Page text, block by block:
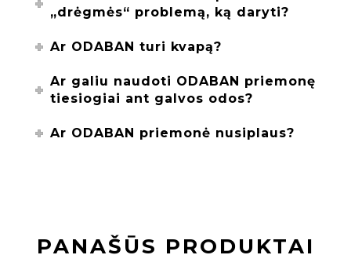
„drėgmės“ problemą, ką daryti?
Ar ODABAN turi kvapą?
Ar galiu naudoti ODABAN priemonę
tiesiogiai ant galvos odos?
Ar ODABAN priemonė nusiplaus?
PANAŠŪS PRODUKTAI